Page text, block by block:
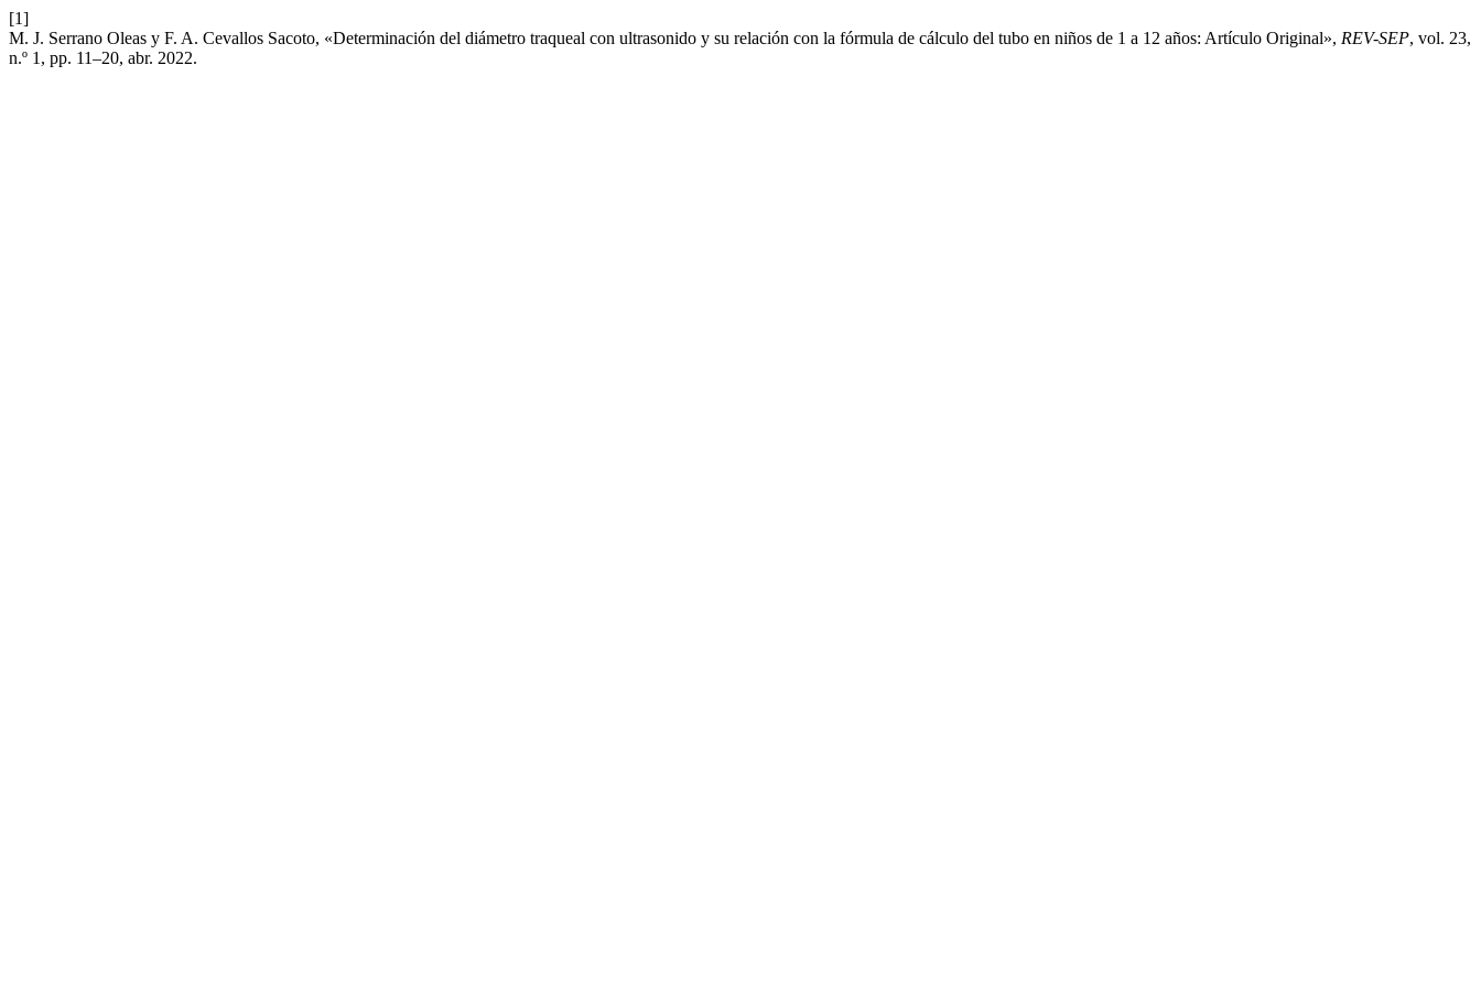
[1]
M. J. Serrano Oleas y F. A. Cevallos Sacoto, «Determinación del diámetro traqueal con ultrasonido y su relación con la fórmula de cálculo del tubo en niños de 1 a 12 años: Artículo Original», REV-SEP, vol. 23,
n.º 1, pp. 11–20, abr. 2022.